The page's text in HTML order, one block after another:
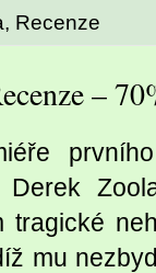
, Recenze
–
tragické
mu